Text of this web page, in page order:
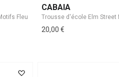
CABAIA
20,00 €